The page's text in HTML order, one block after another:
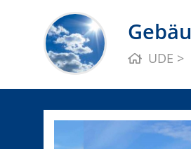
Leben
UDE